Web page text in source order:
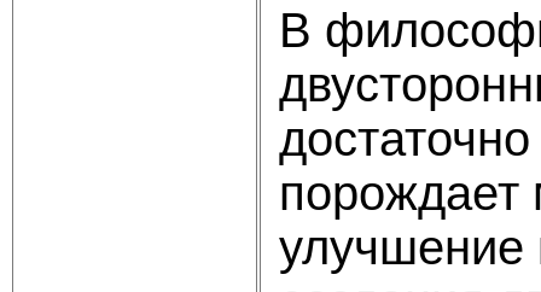
В
порождает
улучшение